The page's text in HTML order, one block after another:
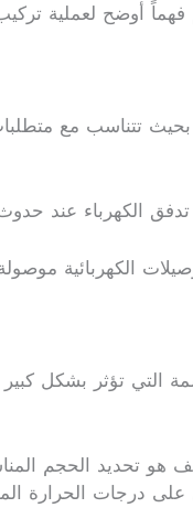
أوضح لعملية تركيب
بحيث تتناسب مع
الكهرباء عند
الكهربائية
التي تؤثر بشكل
هو تحديد الحجم
درجات الحرارة